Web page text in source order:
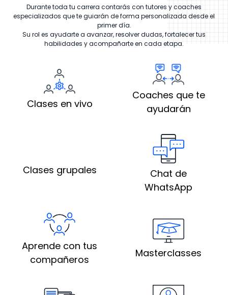
Durante toda tu carrera contarás con tutores y coaches
especializados que te guiarán de forma personalizada desde el
primer día.
Su rol es ayudarte a avanzar, resolver dudas, fortalecer tus
habilidades y acompañarte en cada etapa.
Clases en vivo
Coaches que te
ayudarán
Clases grupales
Chat de
WhatsApp
Aprende con tus
compañeros
Masterclasses